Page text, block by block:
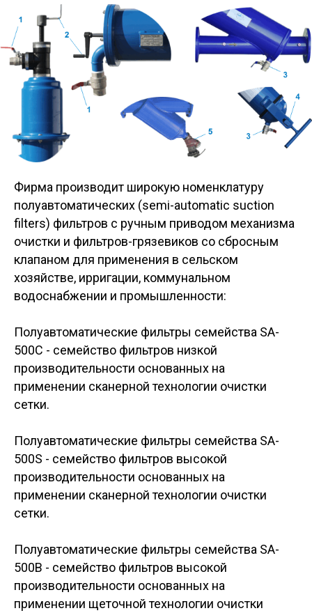
Фирма производит широкую номенклатуру
полуавтоматических (semi-automatic suction
filters) фильтров с ручным приводом механизма
очистки и фильтров-грязевиков со сбросным
клапаном для применения в сельском
хозяйстве, ирригации, коммунальном
водоснабжении и промышленности:
Полуавтоматические фильтры семейства SA-
500C - семейство фильтров низкой
производительности основанных на
применении сканерной технологии очистки
сетки.
Полуавтоматические фильтры семейства SA-
500S - семейство фильтров высокой
производительности основанных на
применении сканерной технологии очистки
сетки.
Полуавтоматические фильтры семейства SA-
500B - семейство фильтров высокой
производительности основанных на
применении щеточной технологии очистки